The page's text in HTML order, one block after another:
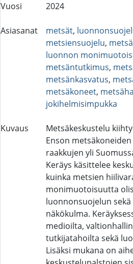
Vuosi 2024
Asiasanat metsät,
metsiensuojelu,
luonnon
metsäntutkimus,
metsänkasvatus,
metsäkoneet,
jokihelmisimpukka
Kuvaus
Metsäkeskustelu
Enson
raakkujen yli
Keräys käsittelee
kuinka metsien
monimuotoisuutta
luonnonsuojelun
näkökulma.
medioilta,
tutkijatahoilta sekä
Lisäksi mukana on